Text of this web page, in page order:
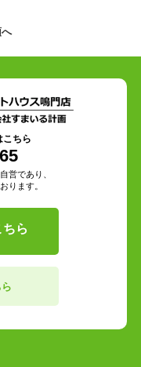
こちら
営であり、
ります。
ら